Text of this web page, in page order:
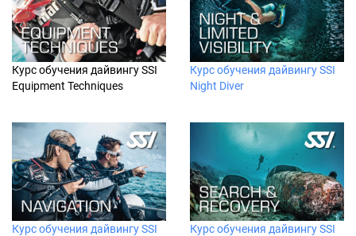
Курс обучения дайвингу SSI
Equipment Techniques
Курс обучения дайвингу SSI
Night Diver
Курс обучения дайвингу SSI
Курс обучения дайвингу SSI